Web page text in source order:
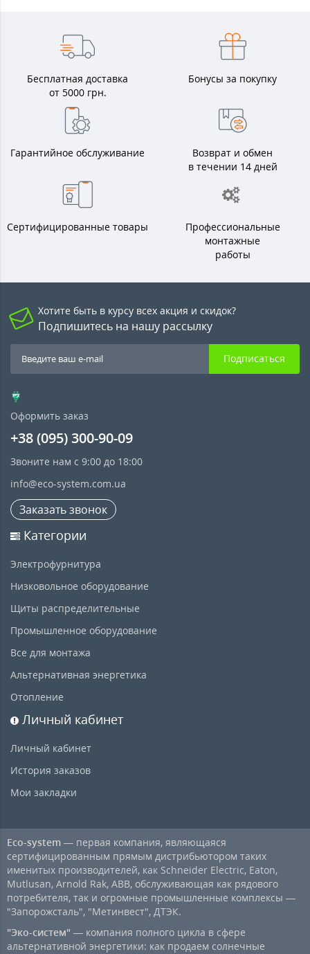
Бесплатная доставка
от 5000 грн.
Бонусы за покупку
Гарантийное обслуживание
Возврат и обмен
в течении 14 дней
Сертифицированные товары
Профессиональные
монтажные
работы
Хотите быть в курсу всех акция и скидок?
Подпишитесь на нашу рассылку
Подписаться
Оформить заказ
+38 (095) 300-90-09
Звоните нам с 9:00 до 18:00
info@eco-system.com.ua
Заказать звонок
Категории
Электрофурнитура
Низковольное оборудование
Щиты распределительные
Промышленное оборудование
Все для монтажа
Альтернативная энергетика
Отопление
Личный кабинет
Личный кабинет
История заказов
Мои закладки
Eco-system — первая компания, являющаяся
сертифицированным прямым дистрибьютором таких
именитых производителей, как Schneider Electric, Eaton,
Mutlusan, Arnold Rak, ABB, обслуживающая как рядового
потребителя, так и огромные промышленные комплексы —
"Запорожсталь", "Метинвест", ДТЭК.
"Эко-систем" — компания полного цикла в сфере
альтернативной энергетики: как продаем солнечные